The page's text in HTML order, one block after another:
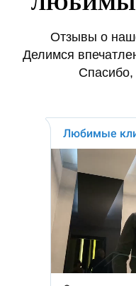
Отзывы о
Делимся
Спасибо,